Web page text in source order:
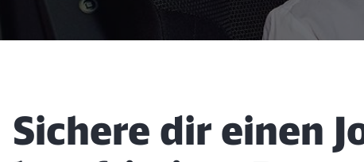
Artikel:
Sichere dir einen